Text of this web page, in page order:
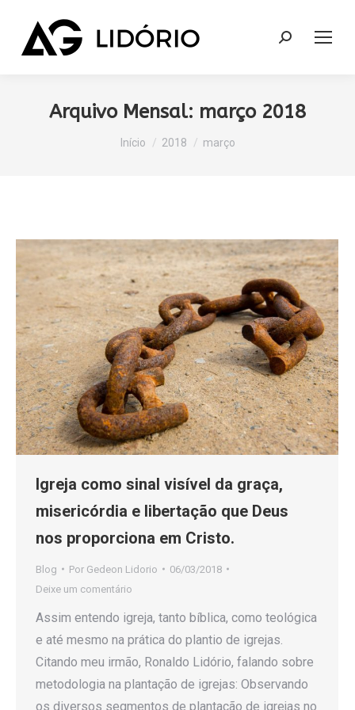
Search:
Arquivo Mensal: março 2018
Você está aqui:
Início 2018 março
Igreja como sinal visível da graça,
misericórdia e libertação que Deus
nos proporciona em Cristo.
Blog Por Gedeon Lidorio
06/03/2018
Deixe um comentário
Assim entendo igreja, tanto bíblica, como teológica
e até mesmo na prática do plantio de igrejas.
Citando meu irmão, Ronaldo Lidório, falando sobre
metodologia na plantação de igrejas: Observando
os diversos segmentos de plantação de igrejas no